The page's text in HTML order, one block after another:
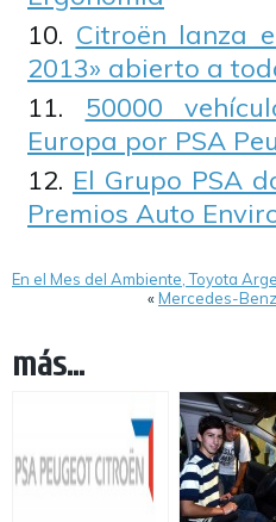
Citroën lanza
2013» abierto a
50000
Europa por PSA
El Grupo PSA
Premios Auto
En el Mes del Ambiente, Toyota
«Mercedes-
más...